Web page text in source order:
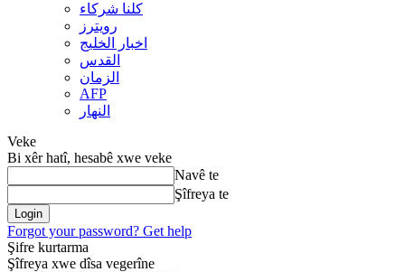
کلنا شرکاء
رويترز
اخبار الخلیج
القدس
الزمان
AFP
النهار
Veke
Bi xêr hatî, hesabê xwe veke
Navê te
Şîfreya te
Forgot your password? Get help
Şifre kurtarma
Şîfreya xwe dîsa vegerîne